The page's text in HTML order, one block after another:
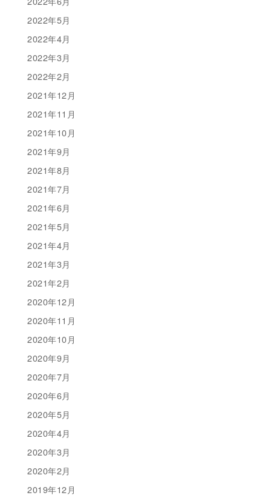
2022年5月
2022年4月
2022年3月
2022年2月
2021年12月
2021年11月
2021年10月
2021年9月
2021年8月
2021年7月
2021年6月
2021年5月
2021年4月
2021年3月
2021年2月
2020年12月
2020年11月
2020年10月
2020年9月
2020年7月
2020年6月
2020年5月
2020年4月
2020年3月
2020年2月
2019年12月